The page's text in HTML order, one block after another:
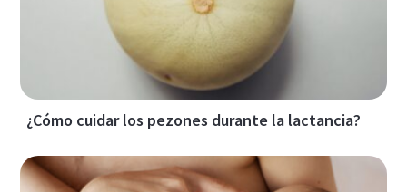
¿Cómo cuidar los pezones durante la lactancia?